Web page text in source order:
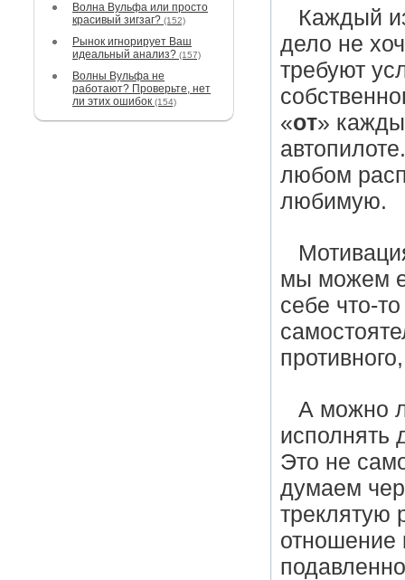
Волна Вульфа или просто
красивый зигзаг? (152)
Рынок игнорирует Ваш
идеальный анализ? (157)
Волны Вульфа не
работают? Проверьте, нет
ли этих ошибок (154)
Каждый
дело не
требуют
«oт»
любом
любимую.
мы можем
себе что-
А можно
исполнять
Это не
думаем
треклятую
отношение